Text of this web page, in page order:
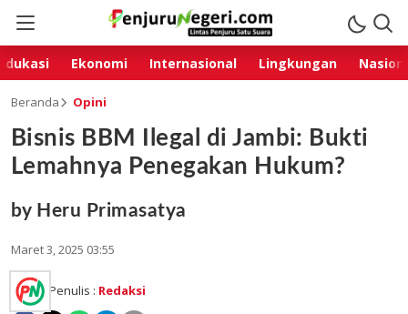
Ekonomi Internasional Lingkungan
Beranda Opini
Bisnis BBM Ilegal di Jambi: Bukti
Lemahnya Penegakan Hukum?
by Heru Primasatya
Maret 3, 2025 03:55
Penulis : Redaksi